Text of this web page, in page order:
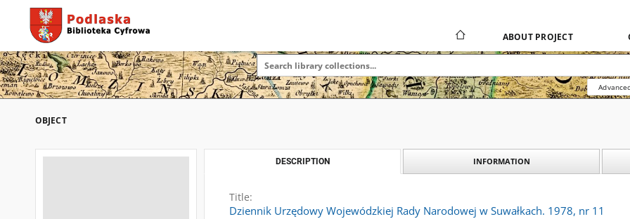
ABOUT PROJECT
OBJECT
DESCRIPTION INFORMATION
Title:
Dziennik Urzędowy Wojewódzkiej Rady Narodowej w Suwałkach. 1978, nr 11